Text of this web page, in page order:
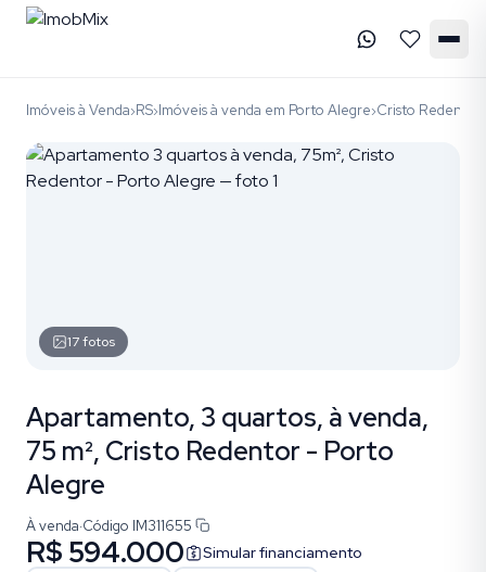
Imóveis à Venda›RS›Imóveis à venda em Porto Alegre›Cristo Redentor
17fotos
Apartamento, 3 quartos, à venda,
75 m², Cristo Redentor - Porto
Alegre
À venda·Código IM311655
R$ 594.000 Simular financiamento